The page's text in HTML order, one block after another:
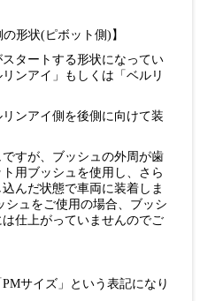
形状(ピボット側)】
タートする形状になってい
ンアイ」もしくは「ベルリ
ンアイ側を後側に向けて装
すが、ブッシュの外周が歯
用ブッシュを使用し、さら
んだ状態で車両に装着しま
ュをご使用の場合、ブッシ
仕上がっていませんのでご
サイズ」という表記になり